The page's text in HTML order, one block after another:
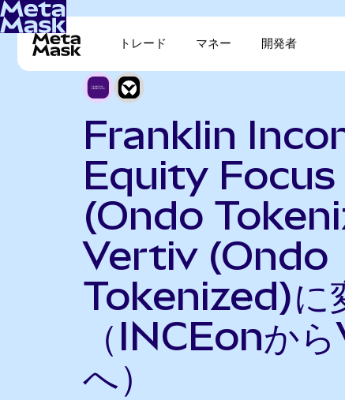
トレード マネー 開発者
Franklin
Equity Focus
(Ondo
Vertiv (Ondo
Tokenized)に
（INCEonか
へ）